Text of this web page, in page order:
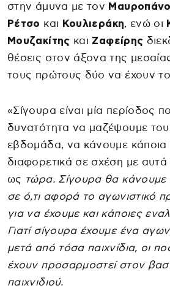
στην άμυνα με τον Μαυροπάνο
Ρέτσο και Κουλιεράκη, ενώ οι
Μουζακίτης και Ζαφείρης
θέσεις στον άξονα της
τους πρώτους δύο να έχουν
«Σίγουρα είναι μία περίοδος
δυνατότητα να μαζέψουμε
εβδομάδα, να κάνουμε κάποια
διαφορετικά σε σχέση με αυτά
ως τώρα. Σίγουρα θα κάνουμε
σε ό,τι αφορά το αγωνιστικό
για να έχουμε και κάποιες
Γιατί σίγουρα έχουμε ένα
μετά από τόσα παιχνίδια, οι
έχουν προσαρμοστεί στον
παιχνιδιού.